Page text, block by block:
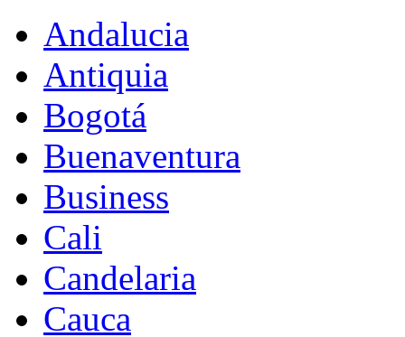
Andalucia
Antiquia
Bogotá
Buenaventura
Business
Cali
Candelaria
Cauca